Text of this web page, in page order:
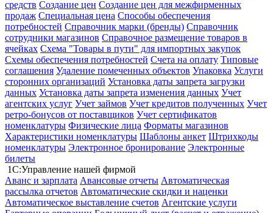
средств Создание цен Создание цен для межфирменных
продаж Специальная цена Способы обеспечения
потребностей Справочник марки (бренды) Справочник
сотрудники магазинов Справочное размещение товаров в
ячейках Схема "Товары в пути" для импортных закупок
Схемы обеспечения потребностей Счета на оплату Типовые
соглашения Удаление помеченных объектов Упаковка Услуги
сторонних организаций Установка даты запрета загрузки
данных Установка даты запрета изменения данных Учет
агентских услуг Учет займов Учет кредитов полученных Учет
ретро-бонусов от поставщиков Учет сертификатов
номенклатуры Физические лица Форматы магазинов
Характеристики номенклатуры Шаблоны анкет Штрихкоды
номенклатуры Электронное бронирование Электронные
билеты
1С:Управление нашей фирмой
Аванс и зарплата Авансовые отчеты Автоматическая
рассылка отчетов Автоматические скидки и наценки
Автоматическое выставление счетов Агентские услуги